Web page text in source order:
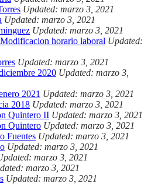
Updated: marzo 3, 2021
Updated: marzo 3, 2021
Updated: marzo 3, 2021
horario laboral Updated:
Updated: marzo 3, 2021
2020 Updated: marzo 3,
2021 Updated: marzo 3, 2021
2018 Updated: marzo 3, 2021
Quintero II Updated: marzo 3, 2021
Quintero Updated: marzo 3, 2021
Fuentes Updated: marzo 3, 2021
Updated: marzo 3, 2021
marzo 3, 2021
marzo 3, 2021
Updated: marzo 3, 2021